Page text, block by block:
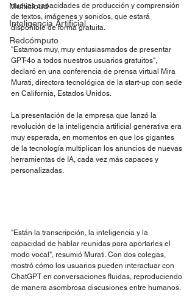
Multicloud
Inteligencia Artificial
Redcómputo
nuevas capacidades de producción y comprensión
de textos, imágenes y sonidos, que estará
disponible de forma gratuita.
"Estamos muy, muy entusiasmados de presentar
GPT-4o a todos nuestros usuarios gratuitos",
declaró en una conferencia de prensa virtual Mira
Murati, directora tecnológica de la start-up con sede
en California, Estados Unidos.
La presentación de la empresa que lanzó la
revolución de la inteligencia artificial generativa era
muy esperada, en momentos en que los gigantes
de la tecnología multiplican los anuncios de nuevas
herramientas de IA, cada vez más capaces y
personalizadas.
"Están la transcripción, la inteligencia y la
capacidad de hablar reunidas para aportarles el
modo vocal", resumió Murati. Con dos colegas,
mostró cómo los usuarios pueden interactuar con
ChatGPT en conversaciones fluidas, reproduciendo
de manera asombrosa discusiones entre humanos.